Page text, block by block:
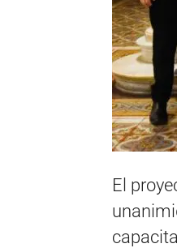
El